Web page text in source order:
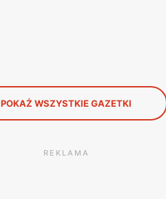
POKAŻ WSZYSTKIE GAZETKI
REKLAMA